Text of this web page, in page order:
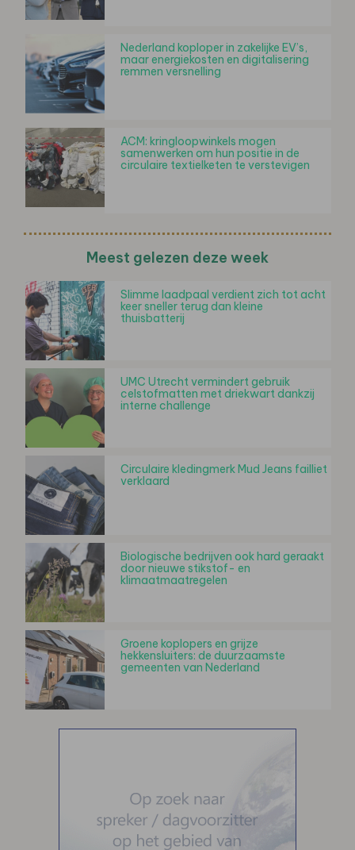
Nederland koploper in zakelijke EV’s,
maar energiekosten en digitalisering
remmen versnelling
ACM: kringloopwinkels mogen
samenwerken om hun positie in de
circulaire textielketen te verstevigen
Meest gelezen deze week
Slimme laadpaal verdient zich tot acht
keer sneller terug dan kleine
thuisbatterij
UMC Utrecht vermindert gebruik
celstofmatten met driekwart dankzij
interne challenge
Circulaire kledingmerk Mud Jeans failliet
verklaard
Biologische bedrijven ook hard geraakt
door nieuwe stikstof- en
klimaatmaatregelen
Groene koplopers en grijze
hekkensluiters: de duurzaamste
gemeenten van Nederland